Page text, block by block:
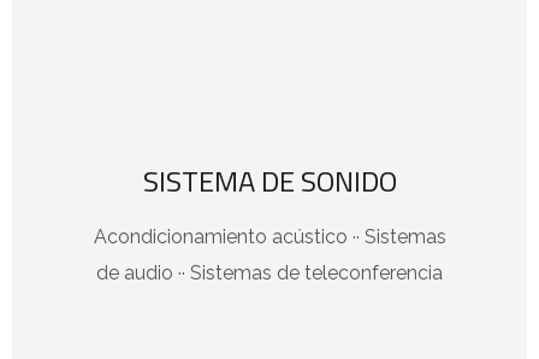
SISTEMA DE SONIDO
Acondicionamiento acústico ·· Sistemas
de audio ·· Sistemas de teleconferencia